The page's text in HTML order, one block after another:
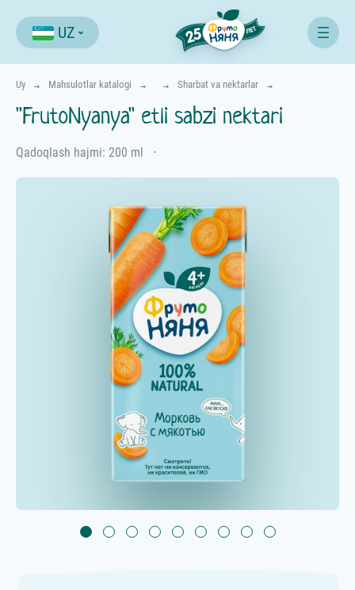
UZ
Uy Mahsulotlar katalogi Sharbat va nektarlar
"FrutoNyanya" etli sabzi nektari
Qadoqlash hajmi: 200 ml ⋅